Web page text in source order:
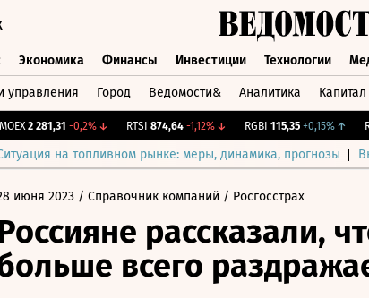
Экономика Финансы Инвестиции Технологии
управления Город Ведомости& Аналитика Капитал
2 281,31 -0,2%↓ RTSI 874,64 -1,12%↓ RGBI 115,35 +0,15%↑
на топливном рынке: меры, динамика, прогнозы
июня 2023 / Справочник компаний / Росгосстрах
рассказали,
всего